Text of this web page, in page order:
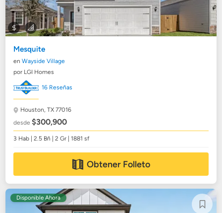
Mesquite
enWayside Village
por LGI Homes
16 Reseñas
Houston, TX 77016
desde$300,900
3 Hab | 2.5 Bñ | 2 Gr | 1881 sf
Obtener Folleto
Disponible Ahora